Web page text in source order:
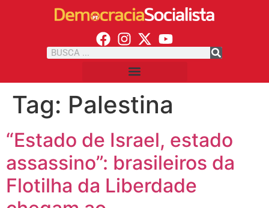
Tag: Palestina
“Estado de Israel, estado
assassino”: brasileiros da
Flotilha da Liberdade